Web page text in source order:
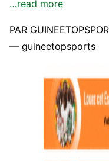
…read more
PAR
— guineetopsports